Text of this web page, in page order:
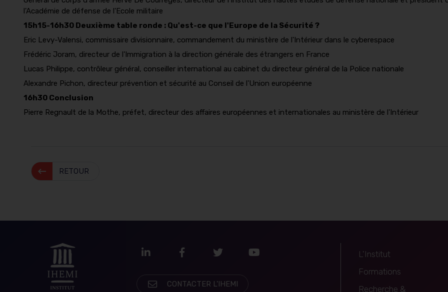
l'Académie de défense de l'Ecole militaire
15h15-16h30 Deuxième table ronde : Qu'est-ce que l'Europe de la Sécurité ?
Eric Levy-Valensi, commissaire divisionnaire, commandement du ministère de l'Intérieur dans le cyberespace
Frédéric Joram, directeur de l'Immigration à la direction générale des étrangers en France
Lucas Philippe, contrôleur général, conseiller international au cabinet du directeur général de la Police nationale
Alexandre Pichon, directeur prévention et sécurité au Conseil de l'Union européenne
16h30 Conclusion
Pierre Regnault de la Mothe, préfet, directeur des affaires européennes et internationales au ministère de l'Intérieur
RETOUR
LinkedInFacebookTwitterYoutube
CONTACTER L'IHEMI
Navigation
principale
L'Institut
Formations
Recherche &